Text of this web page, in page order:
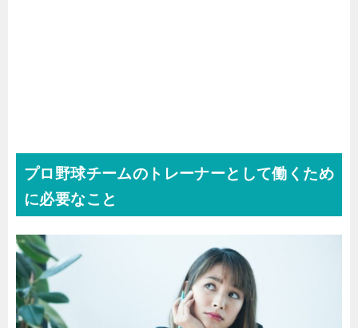
プロ野球チームのトレーナーとして働くため
に必要なこと